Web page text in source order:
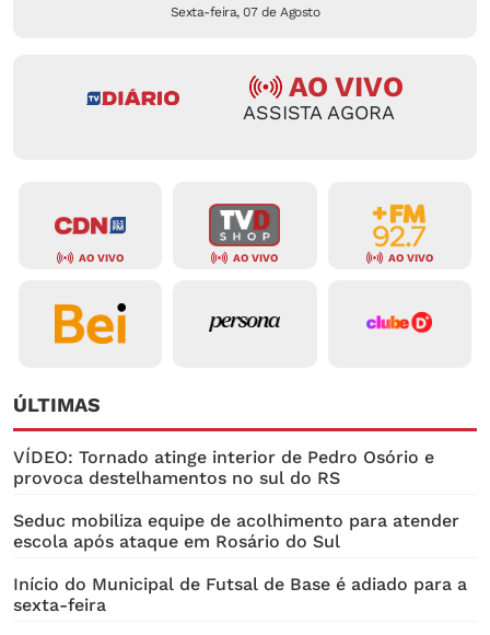
Sexta-feira, 07 de Agosto
AO VIVO
ASSISTA AGORA
AO VIVO AO VIVO AO VIVO
ÚLTIMAS
VÍDEO: Tornado atinge interior de Pedro Osório e
provoca destelhamentos no sul do RS
Seduc mobiliza equipe de acolhimento para atender
escola após ataque em Rosário do Sul
Início do Municipal de Futsal de Base é adiado para a
sexta-feira